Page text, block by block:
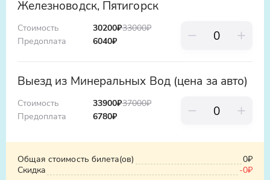
лучшее освещение в 17:00-18:00.
"Эльбрус в рамке" - естественная
каменная арка, идеально для силуэтных
гибкий, всё внимание - вам. Вы сможете
задать гиду любые вопросы, сделать
столько остановок, сколько захотите, и
Железноводск, Пятигорск
Стоимость
Предоплата
30200₽33000₽
6040₽
Выезд из Минеральных Вод (цена за авто)
Стоимость
Предоплата
33900₽37000₽
6780₽
Общая стоимость билета(ов)
0₽
Скидка
-0₽